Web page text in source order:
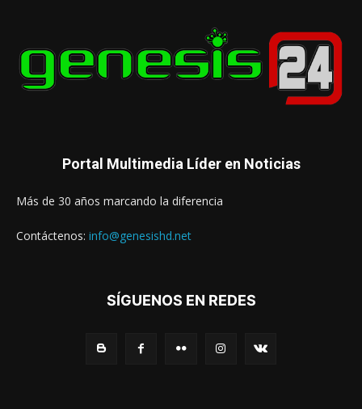
Portal Multimedia Líder en Noticias
Más de 30 años marcando la diferencia
Contáctenos: info@genesishd.net
SÍGUENOS EN REDES